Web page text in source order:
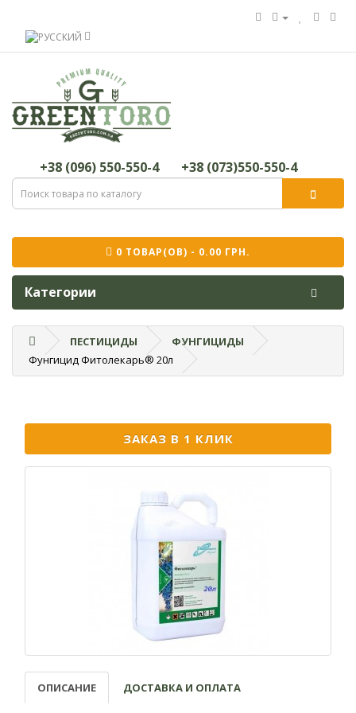
+38 (096) 550-550-4 +38 (073)550-550-4
0 ТОВАР(ОВ) - 0.00 ГРН.
Категории
ПЕСТИЦИДЫ
ФУНГИЦИДЫ
Фунгицид Фитолекарь® 20л
ЗАКАЗ В 1 КЛИК
ОПИСАНИЕ ДОСТАВКА И ОПЛАТА